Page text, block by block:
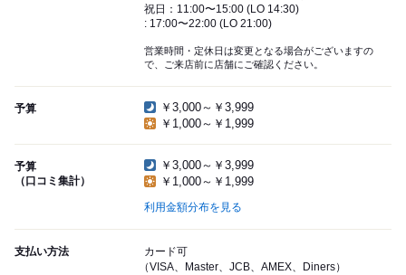
祝日：11:00〜15:00 (LO 14:30)
: 17:00〜22:00 (LO 21:00)
営業時間・定休日は変更となる場合がございますの
で、ご来店前に店舗にご確認ください。
予算
￥3,000～￥3,999
￥1,000～￥1,999
予算
（口コミ集計）
￥3,000～￥3,999
￥1,000～￥1,999
利用金額分布を見る
支払い方法
カード可
（VISA、Master、JCB、AMEX、Diners）